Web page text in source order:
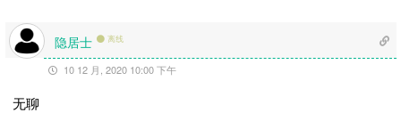
隐居士 离线
10 12 月, 2020 10:00 下午
无聊